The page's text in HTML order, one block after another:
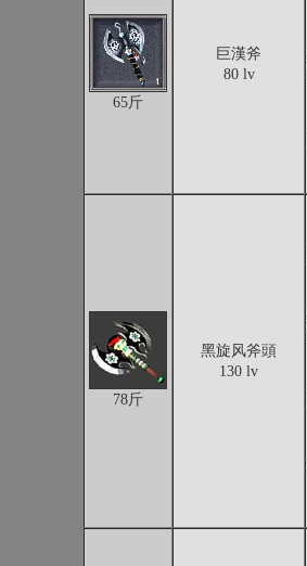
65斤
巨漢斧
80 lv
78斤
黑旋风斧頭
130 lv